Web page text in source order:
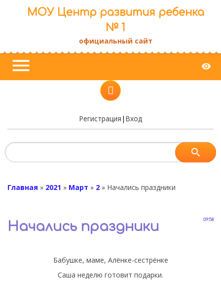
МОУ Центр развития ребенка
№ 1
официальный сайт
menu visibility
Регистрация | Вход
Главная » 2021 » Март » 2 » Начались праздники
09:58
Начались праздники
Бабушке, маме, Алёнке-сестрёнке
Саша неделю готовит подарки.